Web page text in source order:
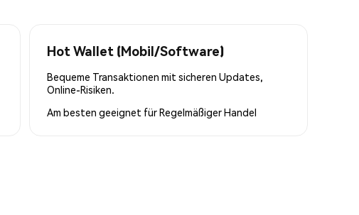
Hot Wallet (Mobil/Software)
Bequeme Transaktionen mit sicheren Updates,
Online-Risiken.
Am besten geeignet fürRegelmäßiger Handel